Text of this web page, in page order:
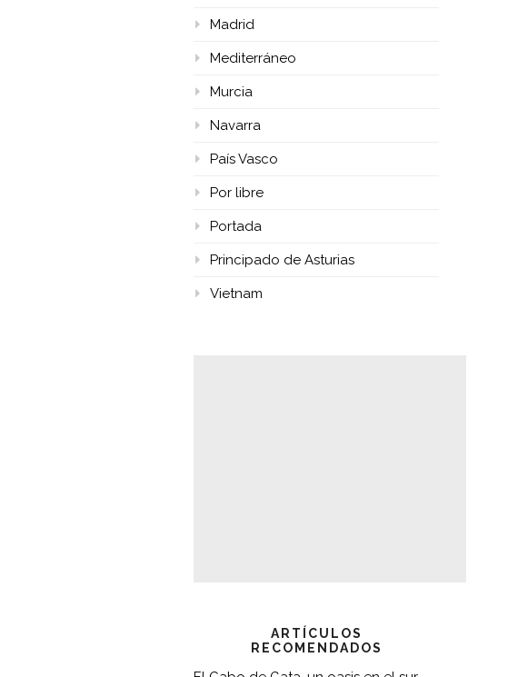
Madrid
Mediterráneo
Murcia
Navarra
País Vasco
Por libre
Portada
Principado de Asturias
Vietnam
ARTÍCULOS
RECOMENDADOS